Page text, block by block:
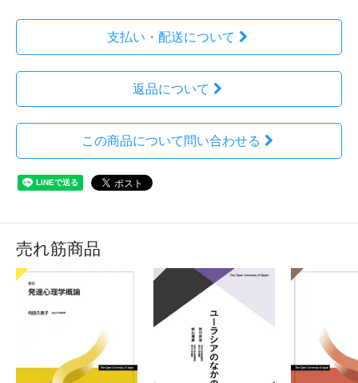
支払い・配送について
返品について
この商品について問い合わせる
売れ筋商品